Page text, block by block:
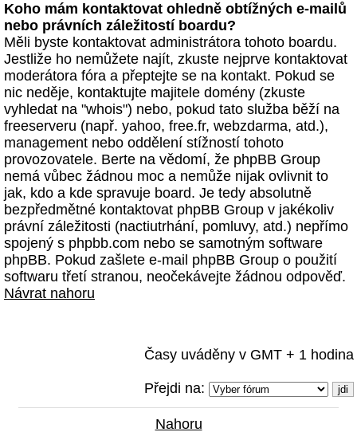
Koho mám kontaktovat ohledně obtížných e-mailů
nebo právních záležitostí boardu?
Měli byste kontaktovat administrátora tohoto boardu.
Jestliže ho nemůžete najít, zkuste nejprve kontaktovat
moderátora fóra a přeptejte se na kontakt. Pokud se
nic neděje, kontaktujte majitele domény (zkuste
vyhledat na "whois") nebo, pokud tato služba běží na
freeserveru (např. yahoo, free.fr, webzdarma, atd.),
management nebo oddělení stížností tohoto
provozovatele. Berte na vědomí, že phpBB Group
nemá vůbec žádnou moc a nemůže nijak ovlivnit to
jak, kdo a kde spravuje board. Je tedy absolutně
bezpředmětné kontaktovat phpBB Group v jakékoliv
právní záležitosti (nactiutrhání, pomluvy, atd.) nepřímo
spojený s phpbb.com nebo se samotným software
phpBB. Pokud zašlete e-mail phpBB Group o použití
softwaru třetí stranou, neočekávejte žádnou odpověď.
Návrat nahoru
Časy uváděny v GMT + 1 hodina
Přejdi na:
Nahoru